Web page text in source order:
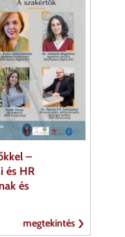
–
és HR
és
megtekintés